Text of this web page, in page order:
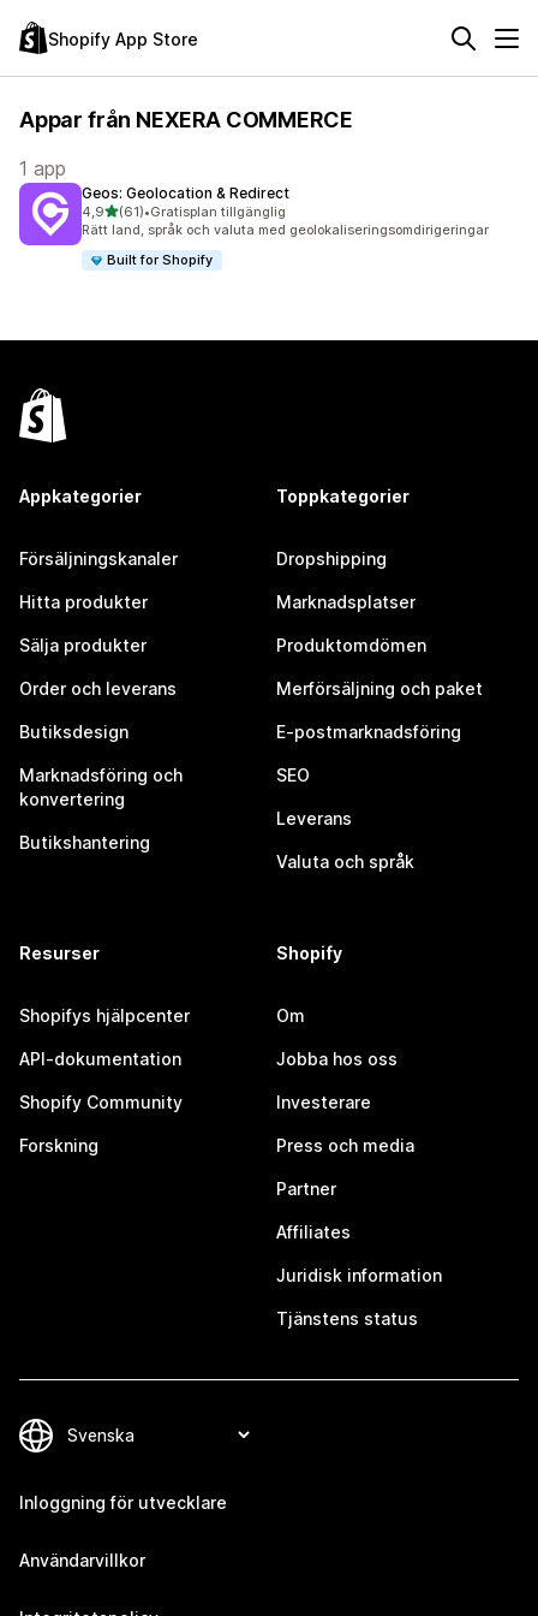
Shopify App Store
Appar från NEXERA COMMERCE
1 app
Geos: Geolocation & Redirect
4,9av 5 stjärnor
(61)
61 recensioner totalt
•Gratisplan tillgänglig
Rätt land, språk och valuta med geolokaliseringsomdirigeringar
Built for Shopify
Appkategorier
Försäljningskanaler
Hitta produkter
Sälja produkter
Order och leverans
Butiksdesign
Marknadsföring och
konvertering
Butikshantering
Toppkategorier
Dropshipping
Marknadsplatser
Produktomdömen
Merförsäljning och paket
E-postmarknadsföring
SEO
Leverans
Valuta och språk
Resurser
Shopifys hjälpcenter
API-dokumentation
Shopify Community
Forskning
Shopify
Om
Jobba hos oss
Investerare
Press och media
Partner
Affiliates
Juridisk information
Tjänstens status
Inloggning för utvecklare
Användarvillkor